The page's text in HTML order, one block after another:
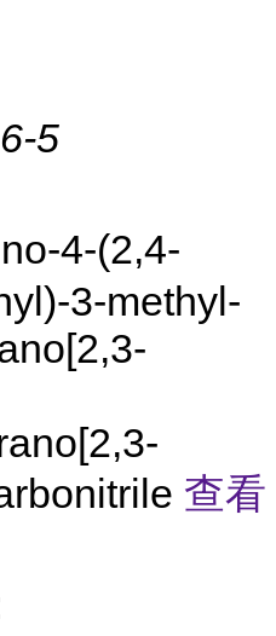
5
4-(2,4-
3-methyl-
查看